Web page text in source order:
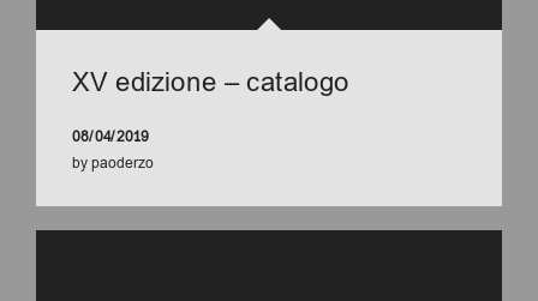
XV edizione – catalogo
08/04/2019
by paoderzo